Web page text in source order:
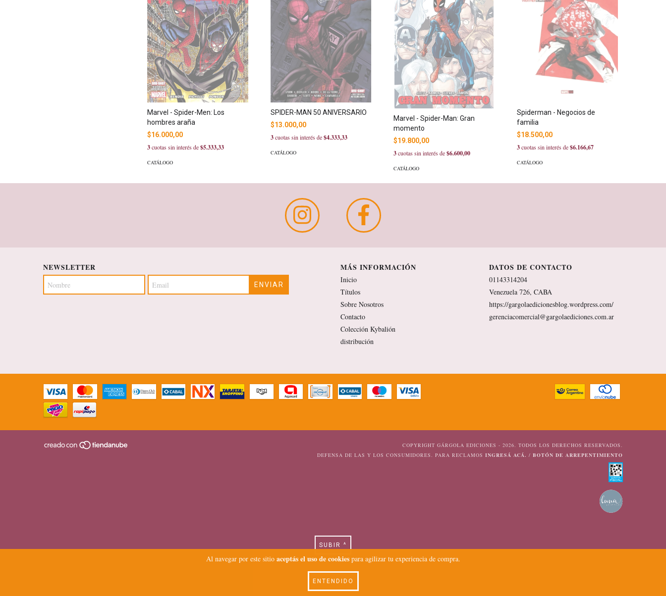
Al navegar por este sitio aceptás el uso de cookiespara agilizar tu experiencia de compra.
ENTENDIDO
Marvel - Spider-Men: Los
hombres araña
$16.000,00
3cuotas sin interés de$5.333,33
CATÁLOGO
SPIDER-MAN 50 ANIVERSARIO
$13.000,00
3cuotas sin interés de$4.333,33
CATÁLOGO
Marvel - Spider-Man: Gran
momento
$19.800,00
3cuotas sin interés de$6.600,00
CATÁLOGO
Spiderman - Negocios de
familia
$18.500,00
3cuotas sin interés de$6.166,67
CATÁLOGO
NEWSLETTER MÁS INFORMACIÓN
Inicio
Títulos
Sobre Nosotros
Contacto
Colección Kybalión
distribución
DATOS DE CONTACTO
01143314204
Venezuela 726, CABA
https://gargolaedicionesblog.wordpress.com/
gerenciacomercial@gargolaediciones.com.ar
COPYRIGHT GÁRGOLA EDICIONES - 2026. TODOS LOS DERECHOS RESERVADOS.
DEFENSA DE LAS Y LOS CONSUMIDORES. PARA RECLAMOS INGRESÁ ACÁ. / BOTÓN DE ARREPENTIMIENTO
SUBIR ^